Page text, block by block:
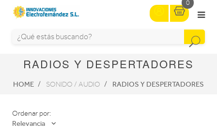
0
RADIOS Y DESPERTADORES
HOME SONIDO / AUDIO RADIOS Y DESPERTADORES
Ordenar por:
Relevancia